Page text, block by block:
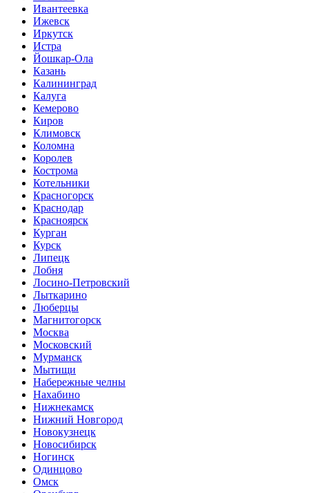
Ивантеевка
Ижевск
Иркутск
Истра
Йошкар-Ола
Казань
Калининград
Калуга
Кемерово
Киров
Климовск
Коломна
Королев
Кострома
Котельники
Красногорск
Краснодар
Красноярск
Курган
Курск
Липецк
Лобня
Лосино-Петровский
Лыткарино
Люберцы
Магнитогорск
Москва
Московский
Мурманск
Мытищи
Набережные челны
Нахабино
Нижнекамск
Нижний Новгород
Новокузнецк
Новосибирск
Ногинск
Одинцово
Омск